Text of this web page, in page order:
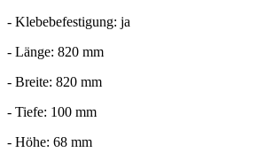
- Klebebefestigung: ja
- Länge: 820 mm
- Breite: 820 mm
- Tiefe: 100 mm
- Höhe: 68 mm